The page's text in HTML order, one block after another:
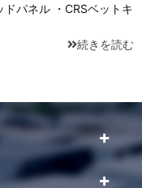
パネル ・CRSベットキ
続きを読む